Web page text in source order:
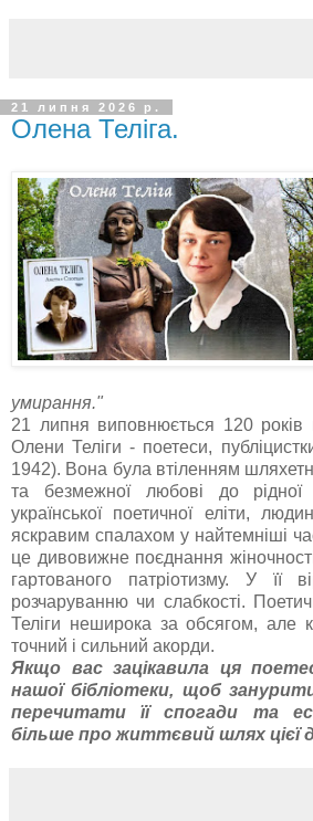
21 липня 2026 р.
Олена Теліга.
умирання."
21 липня виповнюється 120
Олени Теліги - поетеси,
1942). Вона була втіленням
та безмежної любові до
української поетичної еліти,
яскравим спалахом у найтемніші
це дивовижне поєднання
гартованого патріотизму. У її
розчаруванню чи слабкості.
Теліги неширока за обсягом, але
точний і сильний акорди.
Якщо вас зацікавила ця
нашої бібліотеки, щоб
перечитати її спогади та
більше про життєвий шлях цієї